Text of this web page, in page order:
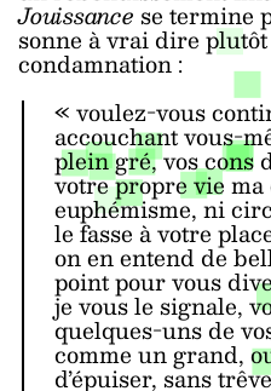
Jouissance se termine
sonne à vrai dire
condamnation :
« voulez-vous
accouchant vous-
plein gré, vos cons
votre propre vie
euphémisme, ni
le fasse à votre
on en entend de
point pour vous
je vous le signale,
quelques-uns de
comme un grand,
d’épuiser, sans